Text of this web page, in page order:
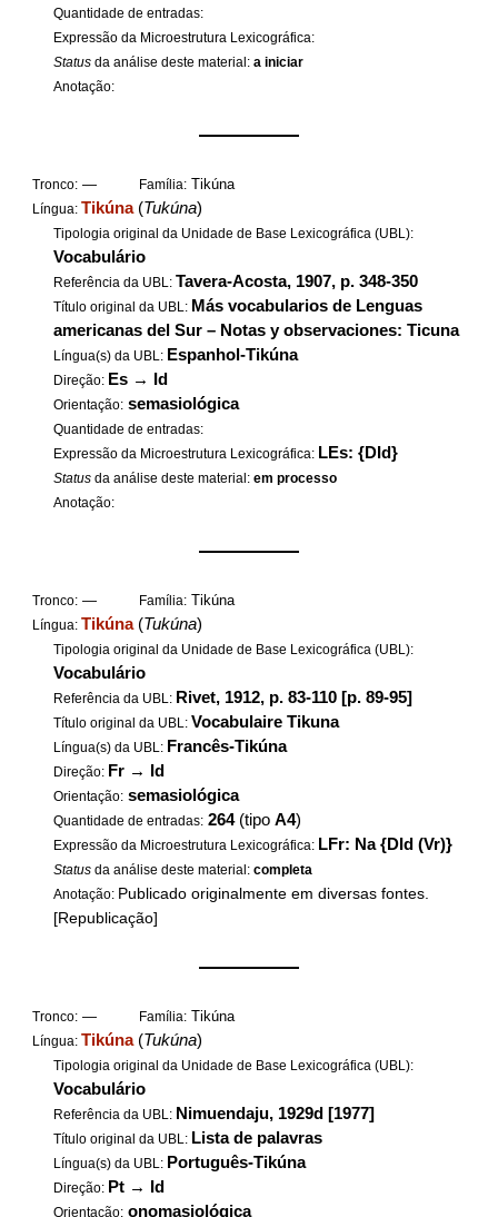
Quantidade de entradas:
Expressão da Microestrutura Lexicográfica:
Status da análise deste material:a iniciar
Anotação:
——————
Tronco: — Família: Tikúna
Língua: Tikúna(Tukúna)
Tipologia original da Unidade de Base Lexicográfica (UBL):
Vocabulário
Referência da UBL: Tavera-Acosta, 1907, p. 348-350
Título original da UBL: Más vocabularios de Lenguas
americanas del Sur – Notas y observaciones: Ticuna
Língua(s) da UBL: Espanhol-Tikúna
Direção: Es → Id
Orientação: semasiológica
Quantidade de entradas:
Expressão da Microestrutura Lexicográfica: LEs: {DId}
Status da análise deste material:em processo
Anotação:
——————
Tronco: — Família: Tikúna
Língua: Tikúna(Tukúna)
Tipologia original da Unidade de Base Lexicográfica (UBL):
Vocabulário
Referência da UBL: Rivet, 1912, p. 83-110 [p. 89-95]
Título original da UBL: Vocabulaire Tikuna
Língua(s) da UBL: Francês-Tikúna
Direção: Fr → Id
Orientação: semasiológica
Quantidade de entradas: 264(tipoA4)
Expressão da Microestrutura Lexicográfica: LFr: Na {DId (Vr)}
Status da análise deste material:completa
Anotação: Publicado originalmente em diversas fontes.
[Republicação]
——————
Tronco: — Família: Tikúna
Língua: Tikúna(Tukúna)
Tipologia original da Unidade de Base Lexicográfica (UBL):
Vocabulário
Referência da UBL: Nimuendaju, 1929d [1977]
Título original da UBL: Lista de palavras
Língua(s) da UBL: Português-Tikúna
Direção: Pt → Id
Orientação: onomasiológica